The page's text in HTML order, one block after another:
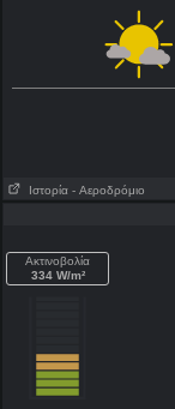
Ιστορία - Aεροδρόμιο
Ακτινοβολία
334 W/m²